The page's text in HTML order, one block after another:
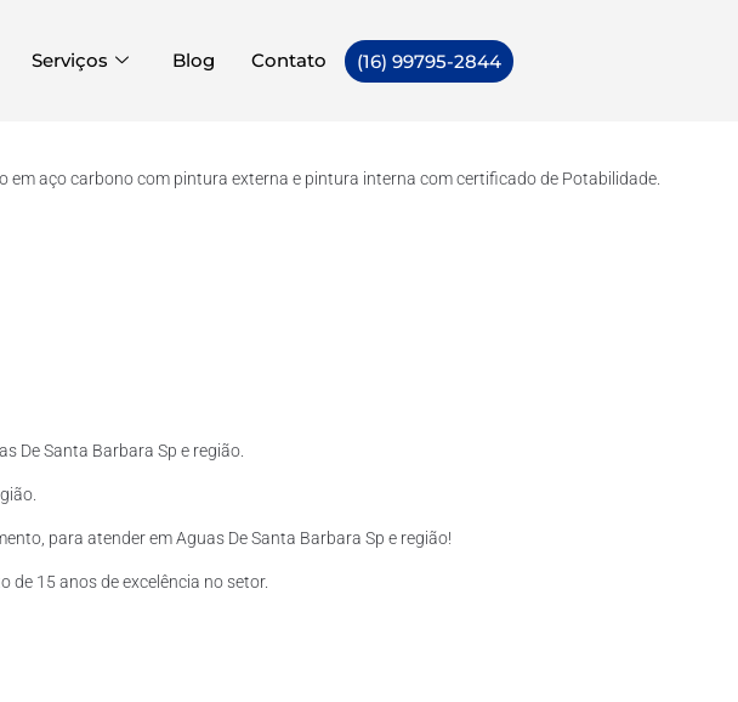
Serviços Blog Contato (16) 99795-2844
aço carbono com pintura externa e pintura interna com certificado de Potabilidade.
De Santa Barbara Sp e região.
para atender em Aguas De Santa Barbara Sp e região!
15 anos de excelência no setor.